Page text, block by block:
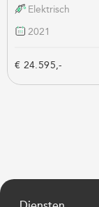
Elektrisch
2021
€ 24.595,-